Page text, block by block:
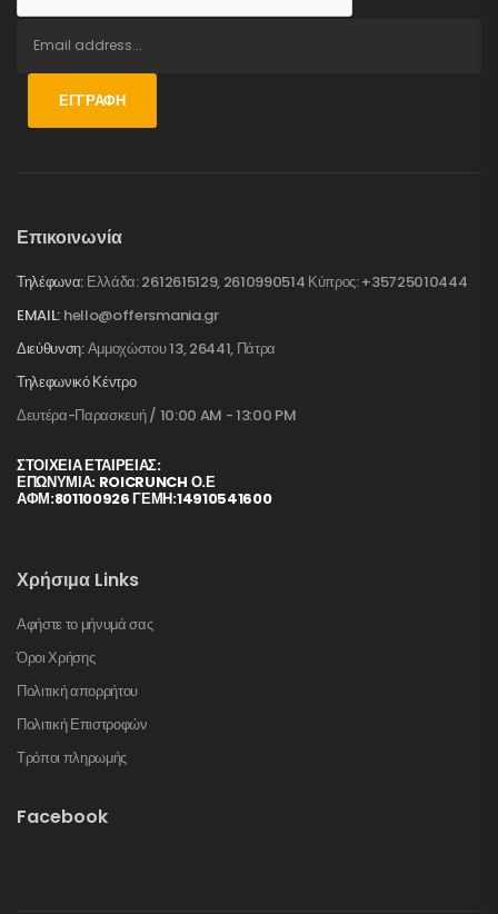
ΕΓΓΡΑΦΉ
Επικοινωνία
Τηλέφωνα: Ελλάδα: 2612615129, 2610990514 Κύπρος: +35725010444
EMAIL: hello@offersmania.gr
Διεύθυνση:Αμμοχώστου 13, 26441, Πάτρα
Τηλεφωνικό Κέντρο
Δευτέρα-Παρασκευή / 10:00 AM - 13:00 PM
ΣΤΟΙΧΕΊΑ ΕΤΑΙΡΕΊΑΣ:
ΕΠΩΝΥΜΙΑ: ROICRUNCH Ο.Ε
ΑΦΜ:801100926 ΓΕΜΗ:14910541600
Χρήσιμα Links
Αφήστε το μήνυμά σας
Όροι Χρήσης
Πολιτική απορρήτου
Πολιτική Επιστροφών
Τρόποι πληρωμής
Facebook